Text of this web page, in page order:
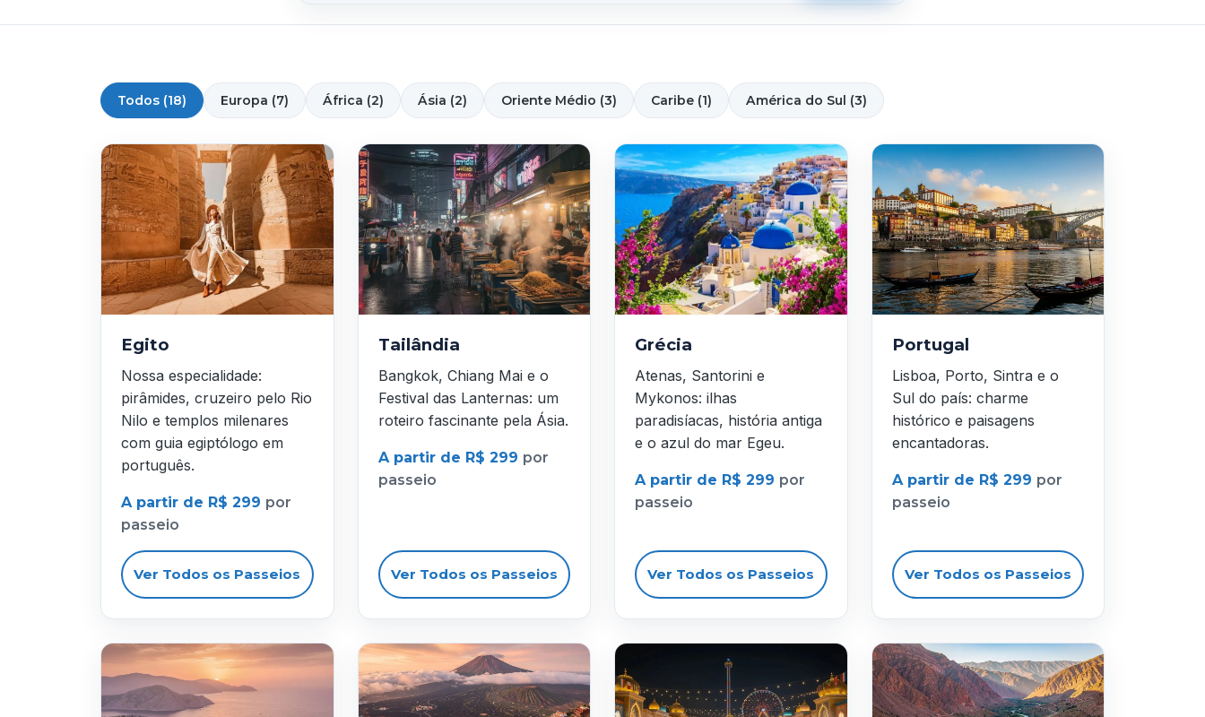
Todos (18) Europa (7) África (2) Ásia (2) Oriente Médio (3) Caribe (1) América do Sul (3)
Egito
Nossa especialidade:
pirâmides, cruzeiro pelo Rio
Nilo e templos milenares
com guia egiptólogo em
português.
A partir de R$ 299 por
passeio
Ver Todos os Passeios
Tailândia
Bangkok, Chiang Mai e o
Festival das Lanternas: um
roteiro fascinante pela Ásia.
A partir de R$ 299 por
passeio
Ver Todos os Passeios
Grécia
Atenas, Santorini e
Mykonos: ilhas
paradisíacas, história antiga
e o azul do mar Egeu.
A partir de R$ 299 por
passeio
Ver Todos os Passeios
Portugal
Lisboa, Porto, Sintra e o
Sul do país: charme
histórico e paisagens
encantadoras.
A partir de R$ 299 por
passeio
Ver Todos os Passeios